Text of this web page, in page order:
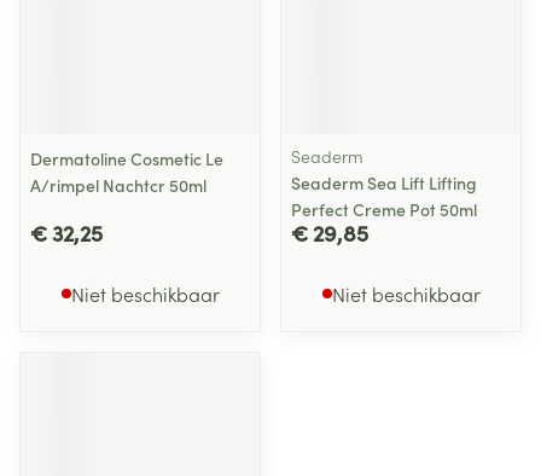
Dermatoline Cosmetic Le
A/rimpel Nachtcr 50ml
€ 32,25
Niet beschikbaar
Seaderm
Seaderm Sea Lift Lifting
Perfect Creme Pot 50ml
€ 29,85
Niet beschikbaar